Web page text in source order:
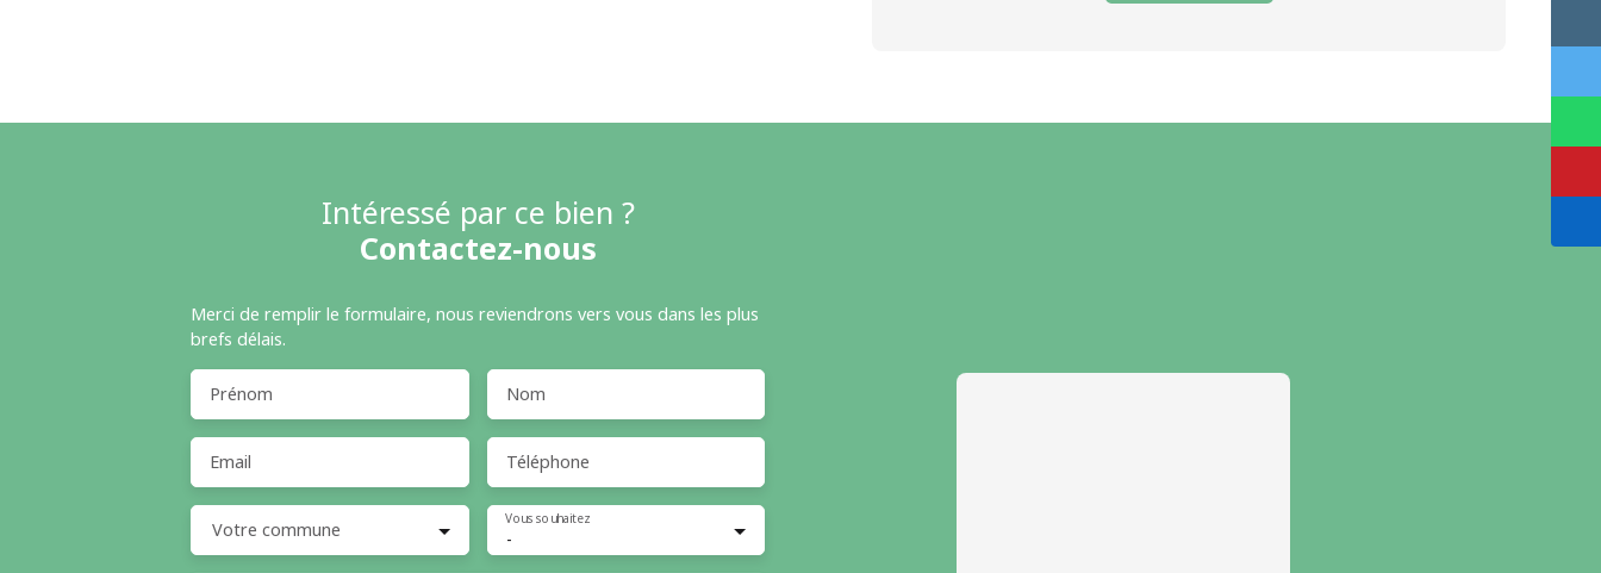
Intéressé par ce bien ?
Contactez-nous
Merci de remplir le formulaire, nous reviendrons vers vous dans les plus
brefs délais.
Prénom Nom
Email Téléphone
Votre commune -
Vous souhaitez